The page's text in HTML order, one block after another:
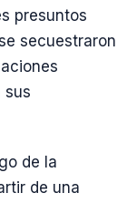
presuntos
secuestraron
sus
de la
de una